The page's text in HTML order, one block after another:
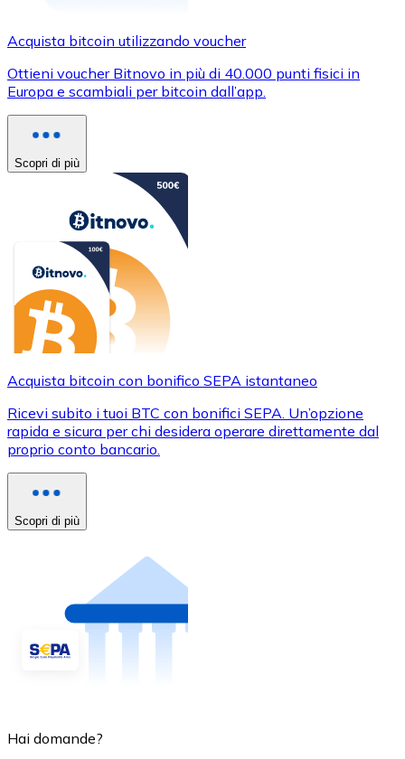
Acquista bitcoin utilizzando voucher
Ottieni voucher Bitnovo in più di 40.000 punti fisici in
Europa e scambiali per bitcoin dall’app.
Scopri di più
Acquista bitcoin con bonifico SEPA istantaneo
Ricevi subito i tuoi BTC con bonifici SEPA. Un’opzione
rapida e sicura per chi desidera operare direttamente dal
proprio conto bancario.
Scopri di più
Hai domande?